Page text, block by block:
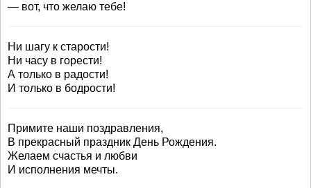
— вот, что желаю тебе!
Ни шагу к старости!
Ни часу в горести!
А только в радости!
И только в бодрости!
Примите наши поздравления,
В прекрасный праздник День Рождения.
Желаем счастья и любви
И исполнения мечты.